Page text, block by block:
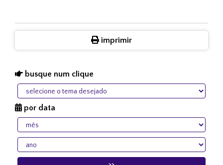
imprimir
busque num clique
por data